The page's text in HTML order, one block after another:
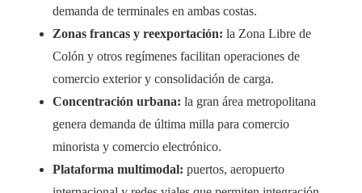
demanda de terminales en ambas costas.
Zonas francas y reexportación: la Zona Libre de
Colón y otros regímenes facilitan operaciones de
comercio exterior y consolidación de carga.
Concentración urbana: la gran área metropolitana
genera demanda de última milla para comercio
minorista y comercio electrónico.
Plataforma multimodal: puertos, aeropuerto